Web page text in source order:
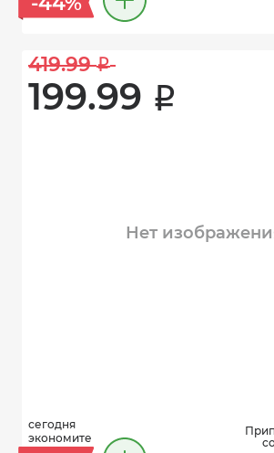
419.99 i
199.99 i
Нет
сегодня
экономите